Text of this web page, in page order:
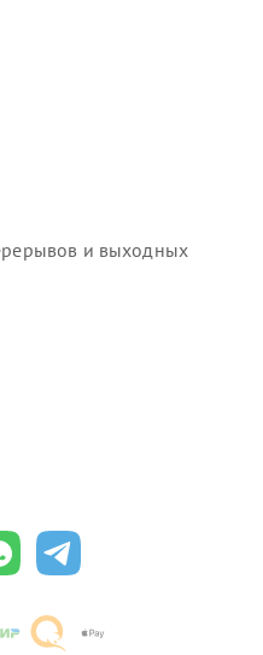
и выходных